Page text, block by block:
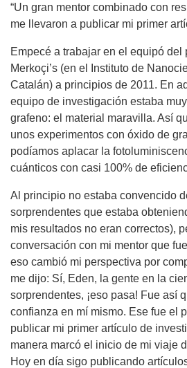
“Un gran mentor combinado con
me llevaron a publicar mi primer
Empecé a trabajar en el equipó del
Merkoçi’s (en el Instituto de
Catalán) a principios de 2011. En
equipo de investigación estaba
grafeno: el material maravilla. Así
unos experimentos con óxido de
podíamos aplacar la
cuánticos con casi 100% de
Al principio no estaba convencido
sorprendentes que estaba
mis resultados no eran correctos),
conversación con mi mentor que
eso cambió mi perspectiva por
me dijo: Sí, Eden, la gente en la
sorprendentes, ¡eso pasa! Fue así
confianza en mí mismo. Ese fue el
publicar mi primer artículo de
manera marcó el inicio de mi viaje
Hoy en día sigo publicando